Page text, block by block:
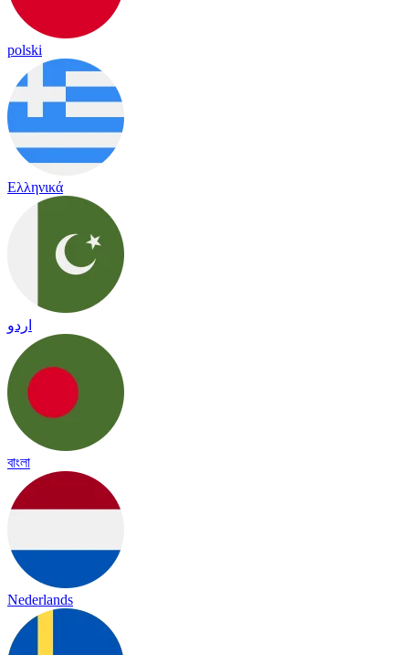
polski
Ελληνικά
اردو
বাংলা
Nederlands